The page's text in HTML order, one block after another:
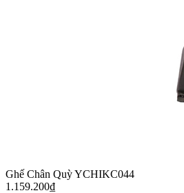
Ghế Chân Quỳ YCHIKC044
1.159.200₫